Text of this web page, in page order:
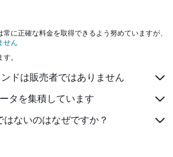
に正確な料金を取得できるよう努めていますが、
せん
。
ドは販売者ではありません
タを集積しています
はないのはなぜですか？